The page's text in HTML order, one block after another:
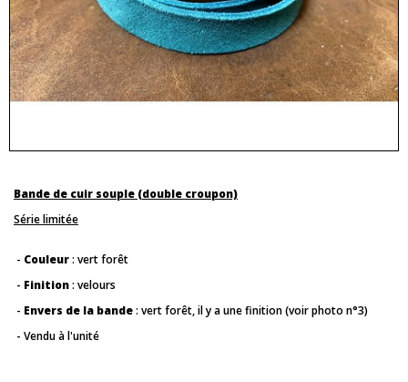
Bande de cuir souple (double croupon)
Série limitée
- Couleur: vert forêt
- Finition: velours
- Envers de la bande: vert forêt, il y a une finition (voir photo n°3)
- Vendu à l'unité